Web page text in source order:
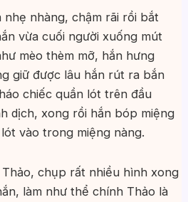
nhàng, chậm rãi rồi bắt
vừa cuối người xuống mút
mèo thèm mỡ, hắn hưng
giữ được lâu hắn rút ra bắn
chiếc quần lót trên đầu
dịch, xong rồi hắn bóp miệng
vào trong miệng nàng.
chụp rất nhiều hình xong
làm như thể chính Thảo là